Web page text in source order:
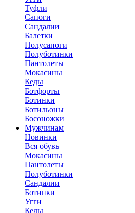
Туфли
Сапоги
Сандалии
Балетки
Полусапоги
Полуботинки
Пантолеты
Мокасины
Кеды
Ботфорты
Ботинки
Ботильоны
Босоножки
Мужчинам
Новинки
Вся обувь
Мокасины
Пантолеты
Полуботинки
Сандалии
Ботинки
Угги
Кеды